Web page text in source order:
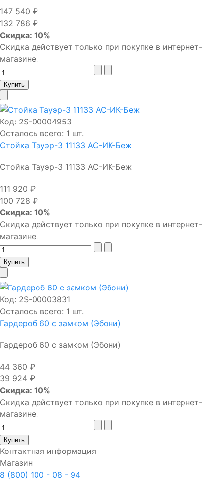
147 540 ₽
132 786 ₽
Скидка: 10%
Скидка действует только при покупке в интернет-
магазине.
Код: 2S-00004953
Осталось всего: 1 шт.
Стойка Тауэр-3 11133 АС-ИК-Беж
Стойка Тауэр-3 11133 АС-ИК-Беж
111 920 ₽
100 728 ₽
Скидка: 10%
Скидка действует только при покупке в интернет-
магазине.
Код: 2S-00003831
Осталось всего: 1 шт.
Гардероб 60 с замком (Эбони)
Гардероб 60 с замком (Эбони)
44 360 ₽
39 924 ₽
Скидка: 10%
Скидка действует только при покупке в интернет-
магазине.
Контактная информация
Магазин
8 (800) 100 - 08 - 94